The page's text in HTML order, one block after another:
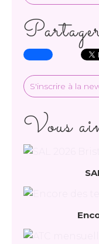
S'inscrire à la
Vous